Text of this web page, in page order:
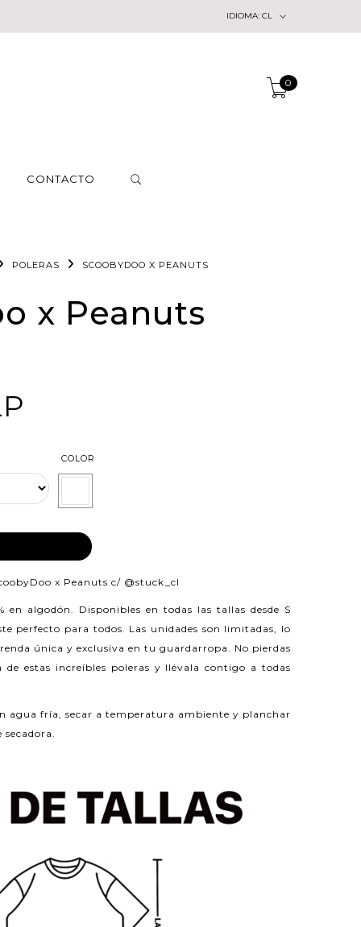
IDIOMA: CL
0
CONTACTO
POLERAS SCOOBYDOO X PEANUTS
x Peanuts
COLOR
x Peanuts c/ @stuck_cl
en algodón. Disponibles en todas las tallas desde S
perfecto para todos. Las unidades son limitadas, lo
única y exclusiva en tu guardarropa. No pierdas
estas increíbles poleras y llévala contigo a todas
agua fría, secar a temperatura ambiente y planchar